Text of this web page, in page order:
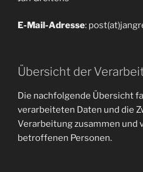
E-Mail-Adresse:
Übersicht der
Die nachfolgende Übersicht
verarbeiteten Daten und die
Verarbeitung zusammen und
betroffenen Personen.